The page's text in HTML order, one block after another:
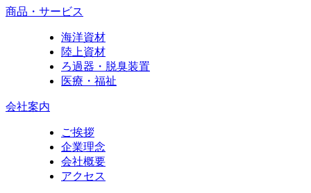
商品・サービス
海洋資材
陸上資材
ろ過器・脱臭装置
医療・福祉
会社案内
ご挨拶
企業理念
会社概要
アクセス